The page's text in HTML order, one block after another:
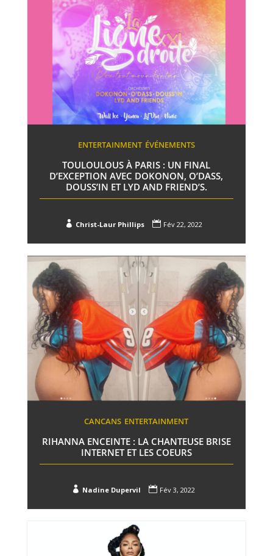
ENTERTAINMENT ÉVÉNEMENTS
TOULOULOUS À PARIS : UN FINAL
D’EXCEPTION AVEC DOKONON, O’DASS,
DOUSS’IN ET LYD AND FRIEND’S.
 Christ-Laur Phillips  Fév 22, 2022
CANCANS ENTERTAINMENT
RIHANNA ENCEINTE : LA CHANTEUSE BRISE
INTERNET ET LES COEURS
 Nadine Dupervil  Fév 3, 2022